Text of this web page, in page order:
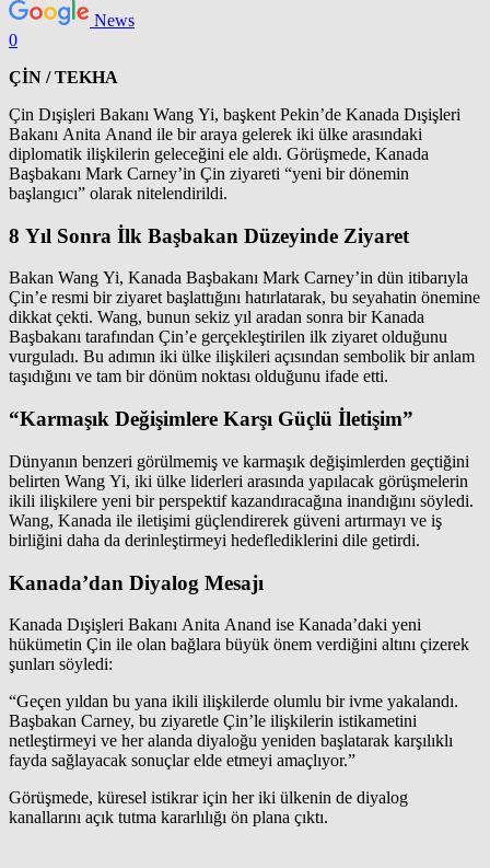
News
0
ÇİN / TEKHA
Çin Dışişleri Bakanı Wang Yi, başkent Pekin’de Kanada Dışişleri
Bakanı Anita Anand ile bir araya gelerek iki ülke arasındaki
diplomatik ilişkilerin geleceğini ele aldı. Görüşmede, Kanada
Başbakanı Mark Carney’in Çin ziyareti “yeni bir dönemin
başlangıcı” olarak nitelendirildi.
8 Yıl Sonra İlk Başbakan Düzeyinde Ziyaret
Bakan Wang Yi, Kanada Başbakanı Mark Carney’in dün itibarıyla
Çin’e resmi bir ziyaret başlattığını hatırlatarak, bu seyahatin önemine
dikkat çekti. Wang, bunun sekiz yıl aradan sonra bir Kanada
Başbakanı tarafından Çin’e gerçekleştirilen ilk ziyaret olduğunu
vurguladı. Bu adımın iki ülke ilişkileri açısından sembolik bir anlam
taşıdığını ve tam bir dönüm noktası olduğunu ifade etti.
“Karmaşık Değişimlere Karşı Güçlü İletişim”
Dünyanın benzeri görülmemiş ve karmaşık değişimlerden geçtiğini
belirten Wang Yi, iki ülke liderleri arasında yapılacak görüşmelerin
ikili ilişkilere yeni bir perspektif kazandıracağına inandığını söyledi.
Wang, Kanada ile iletişimi güçlendirerek güveni artırmayı ve iş
birliğini daha da derinleştirmeyi hedeflediklerini dile getirdi.
Kanada’dan Diyalog Mesajı
Kanada Dışişleri Bakanı Anita Anand ise Kanada’daki yeni
hükümetin Çin ile olan bağlara büyük önem verdiğini altını çizerek
şunları söyledi:
“Geçen yıldan bu yana ikili ilişkilerde olumlu bir ivme yakalandı.
Başbakan Carney, bu ziyaretle Çin’le ilişkilerin istikametini
netleştirmeyi ve her alanda diyaloğu yeniden başlatarak karşılıklı
fayda sağlayacak sonuçlar elde etmeyi amaçlıyor.”
Görüşmede, küresel istikrar için her iki ülkenin de diyalog
kanallarını açık tutma kararlılığı ön plana çıktı.